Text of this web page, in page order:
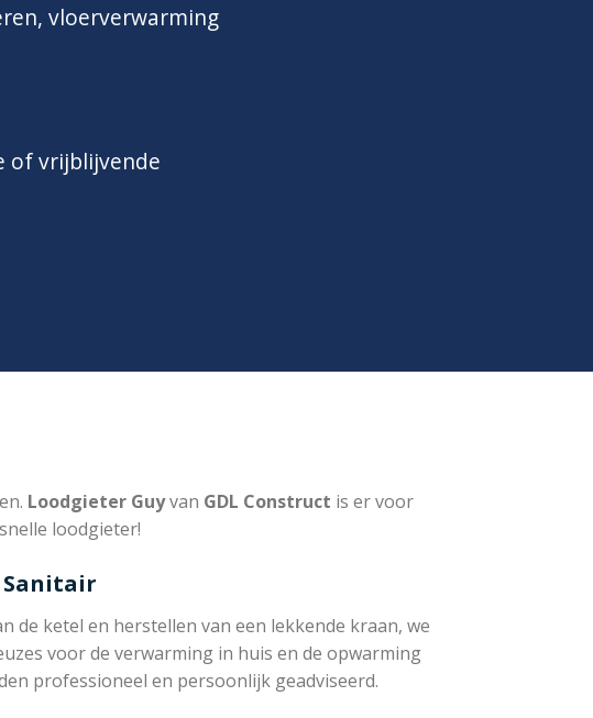
vloerverwarming
of vrijblijvende
Loodgieter Guyvan GDL Construct is er voor
loodgieter!
Sanitair
de ketel en herstellen van een lekkende kraan, we
voor de verwarming in huis en de opwarming
professioneel en persoonlijk geadviseerd.